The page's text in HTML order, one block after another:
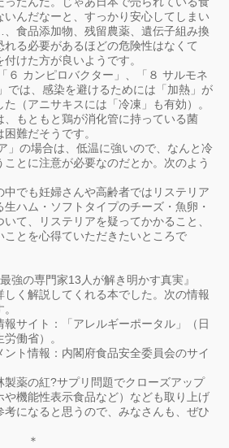
んだなーと、すっかり安心してしまい
食品添加物、残留農薬、遺伝子組み換
れる必要があるほどの危険性はなくて
けた方が良いようです。
６ カンピロバクター」、「８ サルモネ
では、感染を避けるためには「加熱」が
（アニサキスには「冷凍」も有効）。
、もともと鶏が消化管に持っている菌
難だそうです。
」の場合は、低温に強いので、なんと冷
とに注意が必要なのだとか。次のよう
中でも妊婦さんや高齢者ではリステリア
ハム・ソフトタイプのチーズ・魚卵・
て、リステリアを疑ってかかること、
ことを心得ていただきたいところで
強の専門家13人が解き明かす真実』
く解説してくれる本でした。次の情報
報サイト：「アレルギーポータル」（日
働省）。
ント情報：内閣府食品安全委員会のサイ
薬の紅?サプリ問題でクローズアップ
や機能性表示食品など）なども取り上げ
考になると思うので、みなさんも、ぜひ